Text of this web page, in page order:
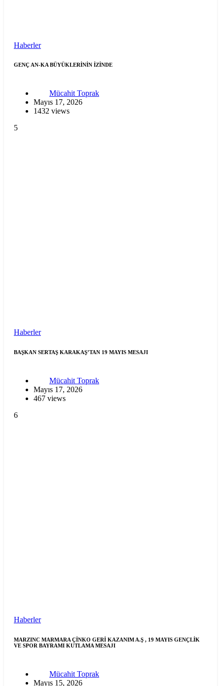
Haberler
GENÇ AN-KA BÜYÜKLERİNİN İZİNDE
Mücahit Toprak
Mayıs 17, 2026
1432 views
5
Haberler
BAŞKAN SERTAŞ KARAKAŞ’TAN 19 MAYIS MESAJI
Mücahit Toprak
Mayıs 17, 2026
467 views
6
Haberler
MARZINC MARMARA ÇİNKO GERİ KAZANIM A.Ş , 19 MAYIS GENÇLİK
VE SPOR BAYRAMI KUTLAMA MESAJI
Mücahit Toprak
Mayıs 15, 2026